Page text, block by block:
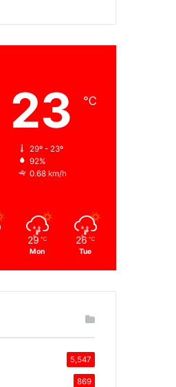
23 ℃
29º - 23º
92%
0.68 km/h
29 ℃
Mon
26 ℃
Tue
5,547
869